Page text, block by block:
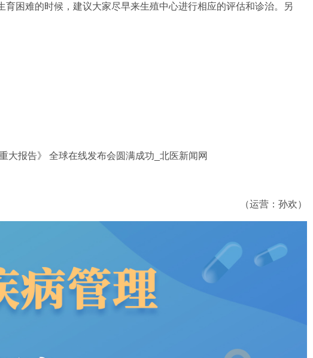
困难的时候，建议大家尽早来生殖中心进行相应的评估和诊治。另
报告》 全球在线发布会圆满成功_北医新闻网
（运营：孙欢）